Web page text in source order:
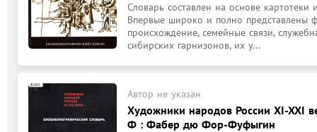
Словарь составлен на основе картотеки
Впервые широко и полно представлены
происхождение, семейные связи,
сибирских гарнизонов, их у...
Автор не указан
Художники народов России XI-XXI
Ф : Фабер дю Фор-Фуфыгин